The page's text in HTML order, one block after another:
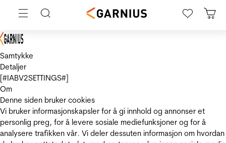
Samtykke
Detaljer
[#IABV2SETTINGS#]
Om
Denne siden bruker cookies
Vi bruker informasjonskapsler for å gi innhold og annonser et
personlig preg, for å levere sosiale mediefunksjoner og for å
analysere trafikken vår. Vi deler dessuten informasjon om hvordan